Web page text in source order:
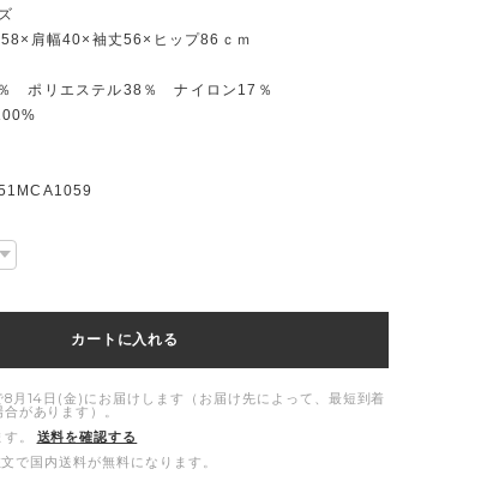
肩幅40×袖丈56×ヒップ86ｃｍ
ポリエステル38％ ナイロン17％
カートに入れる
月14日(金)にお届けします（お届け先によって、最短到着
があります）。
。
送料を確認する
で国内送料が無料になります。